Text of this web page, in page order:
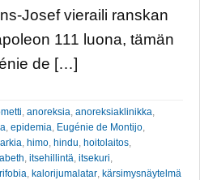
Josef vieraili ranskan
111 luona, tämän
de […]
anoreksia anoreksiaklinikka
epidemia Eugénie de Montijo
himo hindu hoitolaitos
itsehillintä itsekuri
kalorijumalatar kärsimysnäytelmä